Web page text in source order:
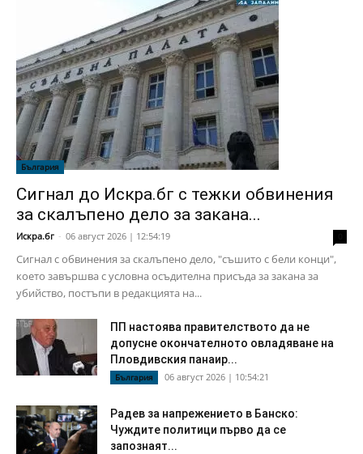
България
Сигнал до Искра.бг с тежки обвинения
за скалъпено дело за закана...
Искра.бг - 06 август 2026 | 12:54:19
Сигнал с обвинения за скалъпено дело, "съшито с бели конци",
което завършва с условна осъдителна присъда за закана за
убийство, постъпи в редакцията на...
ПП настоява правителството да не
допусне окончателното овладяване на
Пловдивския панаир...
България 06 август 2026 | 10:54:21
Радев за напрежението в Банско:
Чуждите политици първо да се
запознаят...